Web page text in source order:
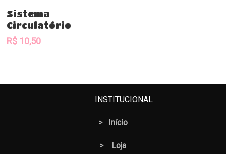
Sistema
Circulatório
R$ 10,50
INSTITUCIONAL
> Início
> Loja